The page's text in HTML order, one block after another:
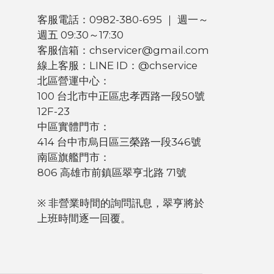
客服電話：0982-380-695 ｜ 週一～
週五 09:30～17:30
客服信箱：chservicer@gmail.com
線上客服：LINE ID：@chservice
北區營運中心：
100 台北市中正區忠孝西路一段50號
12F-23
中區實體門市：
414 台中市烏日區三榮路一段346號
南區旗艦門市：
806 高雄市前鎮區翠亨北路 71號
※ 非營業時間的詢問訊息，翠亨將於
上班時間逐一回覆。